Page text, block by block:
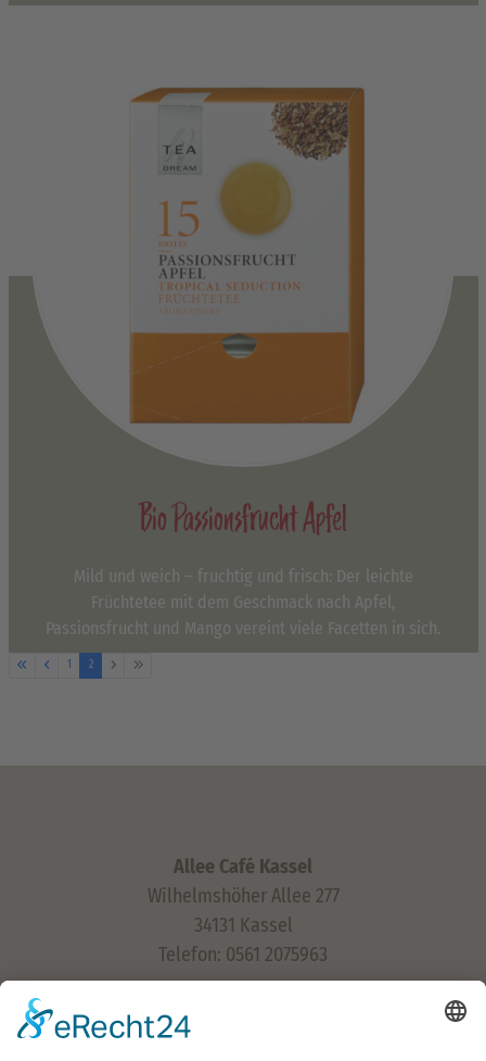
Bio Passionsfrucht Apfel
Mild und weich – fruchtig und frisch: Der leichte
Früchtetee mit dem Geschmack nach Apfel,
Passionsfrucht und Mango vereint viele Facetten in sich.
1 2
Allee Café Kassel
Wilhelmshöher Allee 277
34131 Kassel
Telefon: 0561 2075963
Öffnungszeiten:
Montag – Samstag 9.30 – 17.00 Uhr